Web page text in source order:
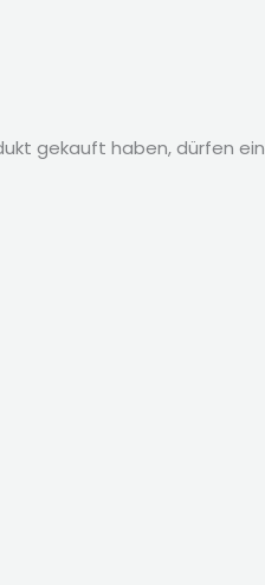
gekauft haben, dürfen